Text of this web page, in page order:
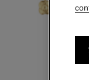
- Vue par défaut -
- Vue à plat
- Vue fermoir